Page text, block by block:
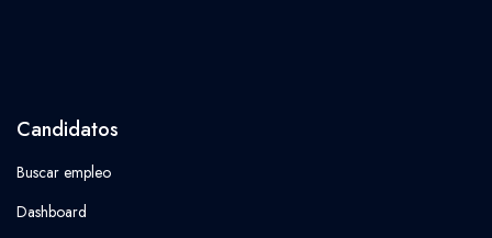
Candidatos
Buscar empleo
Dashboard